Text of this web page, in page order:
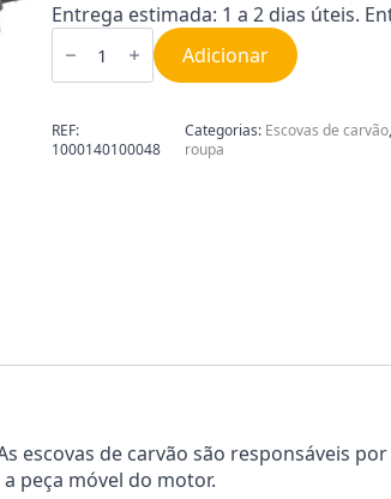
Entrega estimada: 1 a 2 dias úteis.
Quantidade
de
de
com
Suporte
de
Adicionar
REF:
1000140100048
Categorias: Escovas de carvão,
roupa
escovas de carvão são responsáveis
peça móvel do motor.